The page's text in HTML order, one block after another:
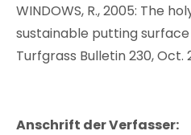
WINDOWS, R., 2005: The
sustainable putting
Turfgrass Bulletin 230, Oct.
Anschrift der Verfasser: